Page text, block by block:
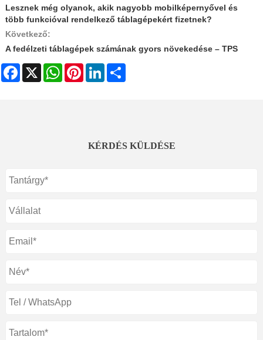
Lesznek még olyanok, akik nagyobb mobilképernyővel és
több funkcióval rendelkező táblagépekért fizetnek?
Következő:
A fedélzeti táblagépek számának gyors növekedése – TPS
Facebook
X WhatsApp
PinterestLinkedIn
KÉRDÉS KÜLDÉSE